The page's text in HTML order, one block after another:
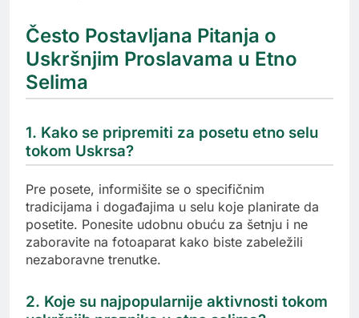
Često Postavljana Pitanja o
Uskršnjim Proslavama u Etno
Selima
1. Kako se pripremiti za posetu etno selu
tokom Uskrsa?
Pre posete, informišite se o specifičnim
tradicijama i događajima u selu koje planirate da
posetite. Ponesite udobnu obuću za šetnju i ne
zaboravite na fotoaparat kako biste zabeležili
nezaboravne trenutke.
2. Koje su najpopularnije aktivnosti tokom